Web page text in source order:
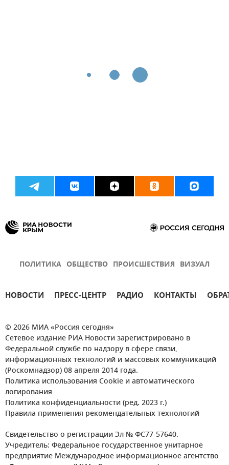
ПОЛИТИКА ОБЩЕСТВО ПРОИСШЕСТВИЯ ВИЗУАЛ
НОВОСТИ ПРЕСС-ЦЕНТР РАДИО КОНТАКТЫ
© 2026 МИА «Россия сегодня»
Сетевое издание РИА Новости зарегистрировано в
Федеральной службе по надзору в сфере связи,
информационных технологий и массовых коммуникаций
(Роскомнадзор) 08 апреля 2014 года.
Политика использования Cookie и автоматического
логирования
Политика конфиденциальности (ред. 2023 г.)
Правила применения рекомендательных технологий
Свидетельство о регистрации Эл № ФС77-57640.
Учредитель: Федеральное государственное унитарное
предприятие Международное информационное агентство